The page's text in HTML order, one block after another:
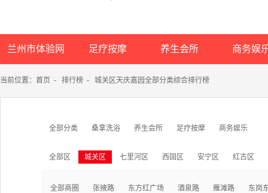
兰州市体验网 足疗按摩 养生会所 商务娱
当前位置： 首页 - 排行榜 - 城关区天庆嘉园全部分类综合排行榜
全部分类 桑拿洗浴 养生会所 足疗按摩 商务娱乐
全部区 城关区 七里河区 西固区 安宁区 红古区
全部商圈 张掖路 东方红广场 酒泉路 雁滩路 东岗